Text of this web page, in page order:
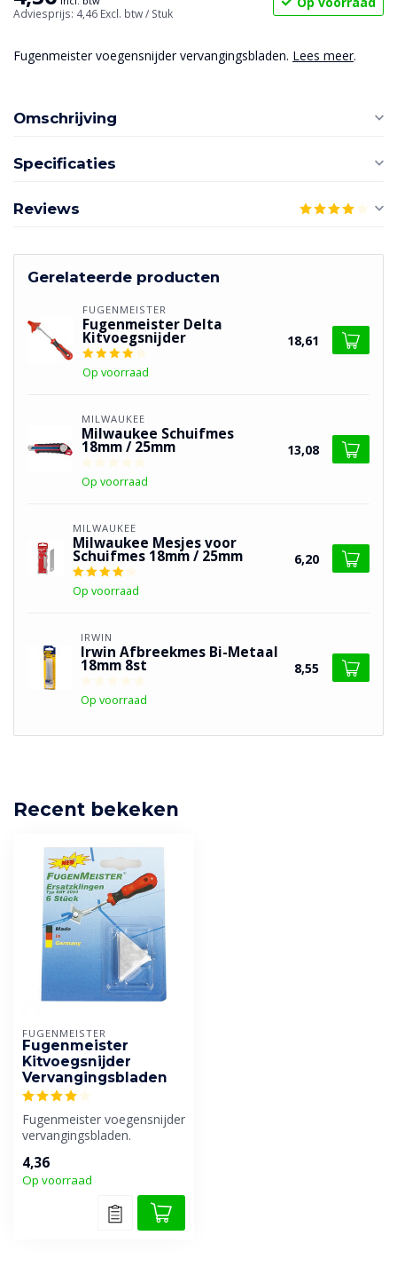
Adviesprijs: 4,46 Excl. btw/ Stuk
Fugenmeister voegensnijder vervangingsbladen. Lees meer.
Omschrijving
Specificaties
Reviews
Gerelateerde producten
FUGENMEISTER
Fugenmeister Delta
Kitvoegsnijder
Op voorraad
18,61
MILWAUKEE
Milwaukee Schuifmes
18mm / 25mm
Op voorraad
13,08
MILWAUKEE
Milwaukee Mesjes voor
Schuifmes 18mm / 25mm
Op voorraad
6,20
IRWIN
Irwin Afbreekmes Bi-Metaal
18mm 8st
Op voorraad
8,55
Recent bekeken
FUGENMEISTER
Fugenmeister
Kitvoegsnijder
Vervangingsbladen
Fugenmeister voegensnijder
vervangingsbladen.
4,36
Op voorraad